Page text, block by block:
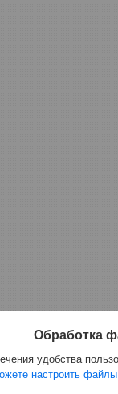
Обработка
удобства
настроить